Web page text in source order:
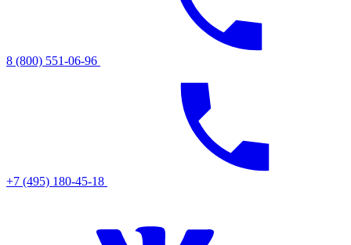
8 (800) 551-06-96
+7 (495) 180-45-18